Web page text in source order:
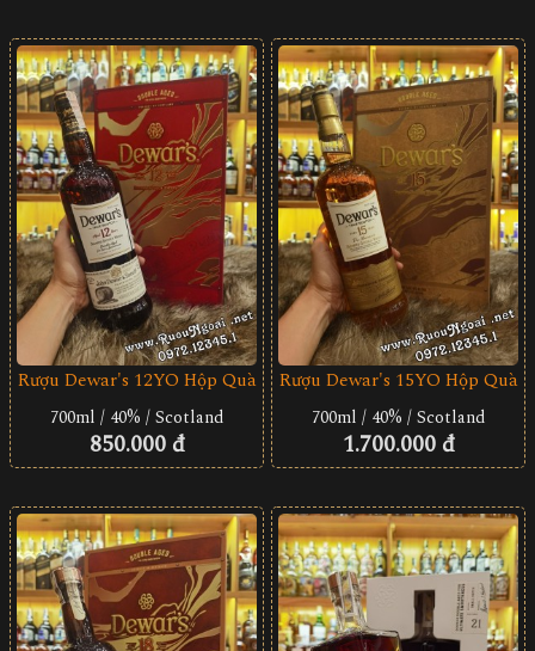
Rượu Dewar's 12YO Hộp Quà
700ml / 40% / Scotland
850.000 đ
Rượu Dewar's 15YO Hộp Quà
700ml / 40% / Scotland
1.700.000 đ